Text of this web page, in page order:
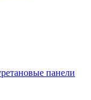
панели